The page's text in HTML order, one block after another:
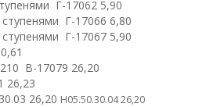
Г-17062 5,90
Г-17066 6,80
Г-17067 5,90
В-17079 26,20
26,23
26,20 Н05.50.30.04 26,20